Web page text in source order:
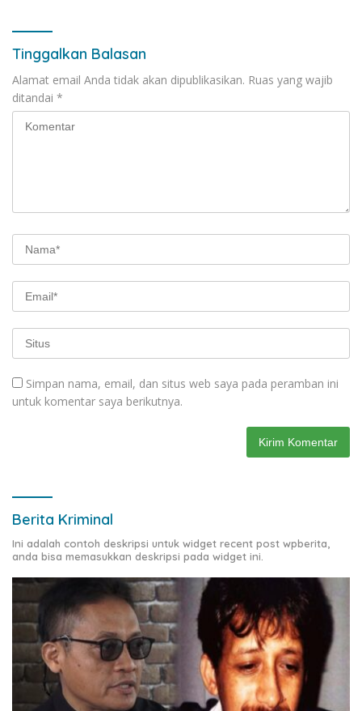
Tinggalkan Balasan
Alamat email Anda tidak akan dipublikasikan. Ruas yang wajib
ditandai *
Simpan nama, email, dan situs web saya pada peramban ini
untuk komentar saya berikutnya.
Berita Kriminal
Ini adalah contoh deskripsi untuk widget recent post wpberita,
anda bisa memasukkan deskripsi pada widget ini.